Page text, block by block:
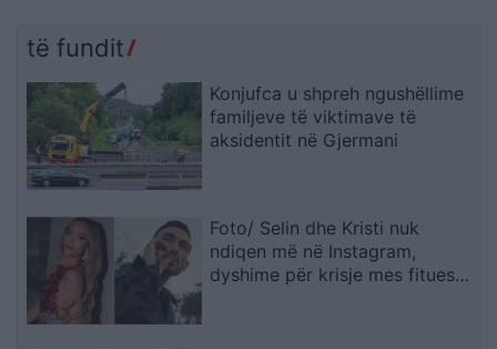
të fundit
Konjufca u shpreh ngushëllime
familjeve të viktimave të
aksidentit në Gjermani
Foto/ Selin dhe Kristi nuk
ndiqen më në Instagram,
dyshime për krisje mes fitueses